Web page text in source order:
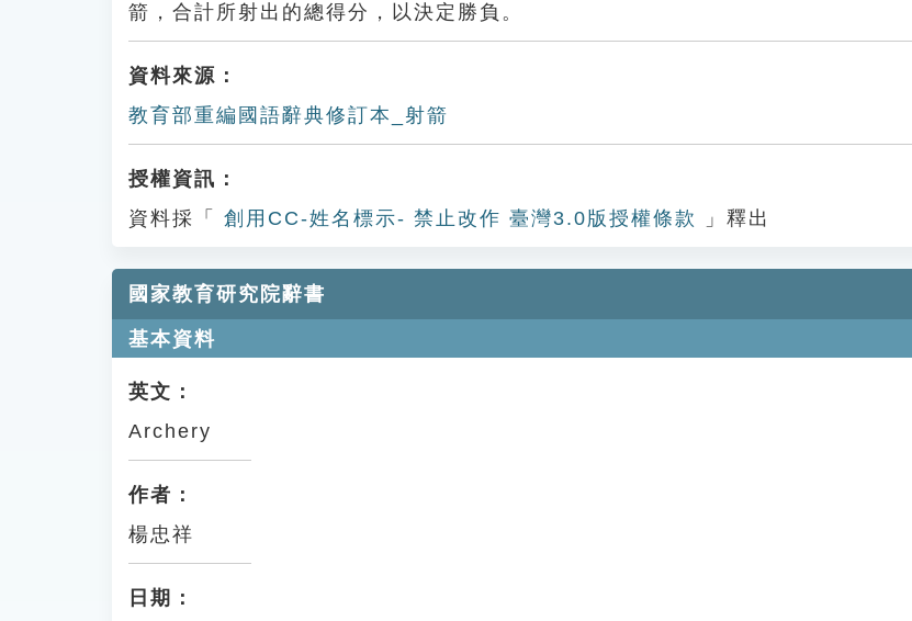
箭，合計所射出的總得分，以決定勝負。
資料來源：
教育部重編國語辭典修訂本_射箭
授權資訊：
資料採「
創用CC-姓名標示- 禁止改作 臺灣3.0版授權條款 」釋出
國家教育研究院辭書
基本資料
英文：
Archery
作者：
楊忠祥
日期：